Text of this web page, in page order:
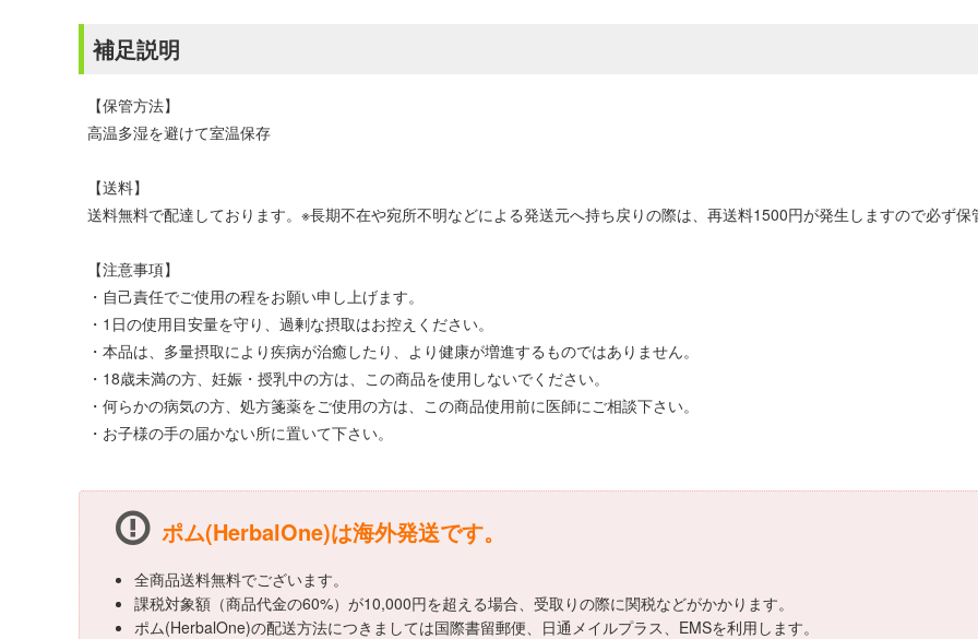
補足説明
【保管方法】
高温多湿を避けて室温保存
【送料】
送料無料で配達しております。※長期不在や宛所不明などによる発送元へ持ち戻りの際は、再送料1500円が発生しますので必ず保
【注意事項】
・自己責任でご使用の程をお願い申し上げます。
・1日の使用目安量を守り、過剰な摂取はお控えください。
・本品は、多量摂取により疾病が治癒したり、より健康が増進するものではありません。
・18歳未満の方、妊娠・授乳中の方は、この商品を使用しないでください。
・何らかの病気の方、処方箋薬をご使用の方は、この商品使用前に医師にご相談下さい。
・お子様の手の届かない所に置いて下さい。
ポム(HerbalOne)は海外発送です。
全商品送料無料でございます。
課税対象額（商品代金の60%）が10,000円を超える場合、受取りの際に関税などがかかります。
ポム(HerbalOne)の配送方法につきましては国際書留郵便、日通メイルプラス、EMSを利用します。